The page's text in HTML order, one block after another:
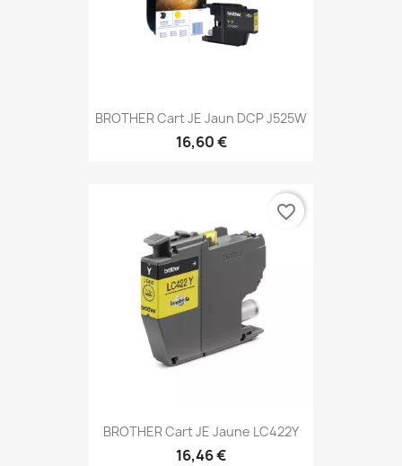
BROTHER Cart JE Jaun DCP J525W
16,60 €
BROTHER Cart JE Jaune LC422Y
16,46 €
favorite_border